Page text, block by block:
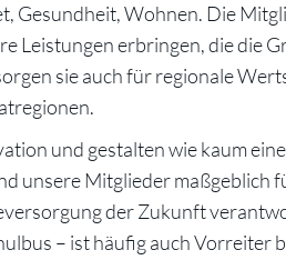
Gesundheit, Wohnen. Die
Leistungen erbringen, die die
sie auch für regionale
und gestalten wie kaum
unsere Mitglieder
der Zukunft
– ist häufig auch